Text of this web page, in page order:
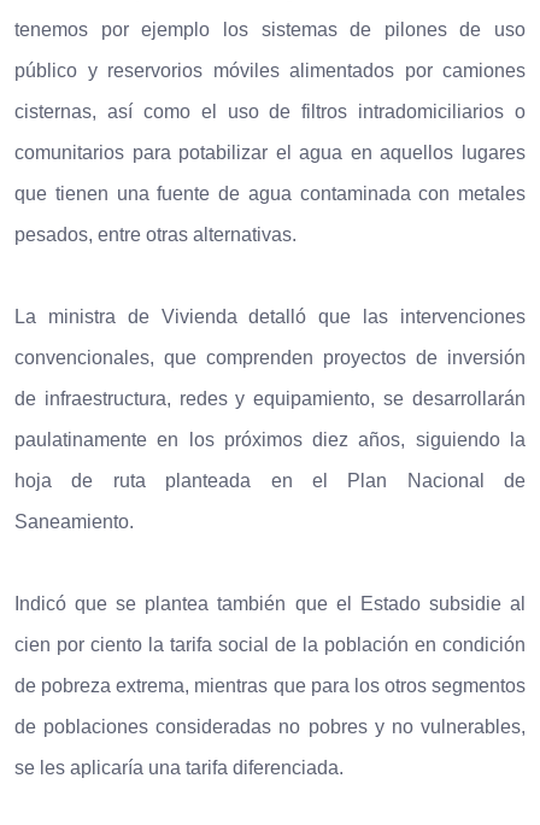
tenemos por ejemplo los sistemas de pilones de uso
público y reservorios móviles alimentados por camiones
cisternas, así como el uso de filtros intradomiciliarios o
comunitarios para potabilizar el agua en aquellos lugares
que tienen una fuente de agua contaminada con metales
pesados, entre otras alternativas.
La ministra de Vivienda detalló que las intervenciones
convencionales, que comprenden proyectos de inversión
de infraestructura, redes y equipamiento, se desarrollarán
paulatinamente en los próximos diez años, siguiendo la
hoja de ruta planteada en el Plan Nacional de
Saneamiento.
Indicó que se plantea también que el Estado subsidie al
cien por ciento la tarifa social de la población en condición
de pobreza extrema, mientras que para los otros segmentos
de poblaciones consideradas no pobres y no vulnerables,
se les aplicaría una tarifa diferenciada.